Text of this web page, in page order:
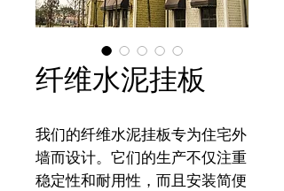
纤维水泥挂板
我们的纤维水泥挂板专为住宅外
墙而设计。它们的生产不仅注重
稳定性和耐用性，而且安装简便